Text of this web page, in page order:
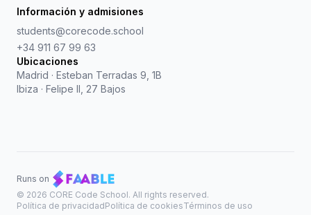
Información y admisiones
students@corecode.school
+34 911 67 99 63
Ubicaciones
Madrid · Esteban Terradas 9, 1B
Ibiza · Felipe II, 27 Bajos
© 2026 CORE Code School. All rights reserved.
Política de privacidadPolítica de cookiesTérminos de uso
Runs on